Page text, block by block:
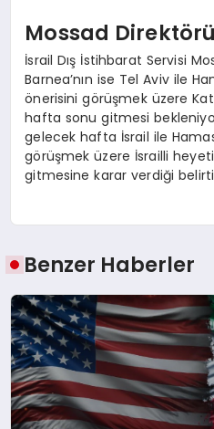
Mossad
İsrail Dış İstihbarat Servisi
Barnea’nın ise Tel Aviv ile
önerisini görüşmek üzere
hafta sonu gitmesi
gelecek hafta İsrail ile
görüşmek üzere İsrailli
gitmesine karar verdiği
Benzer Haberler